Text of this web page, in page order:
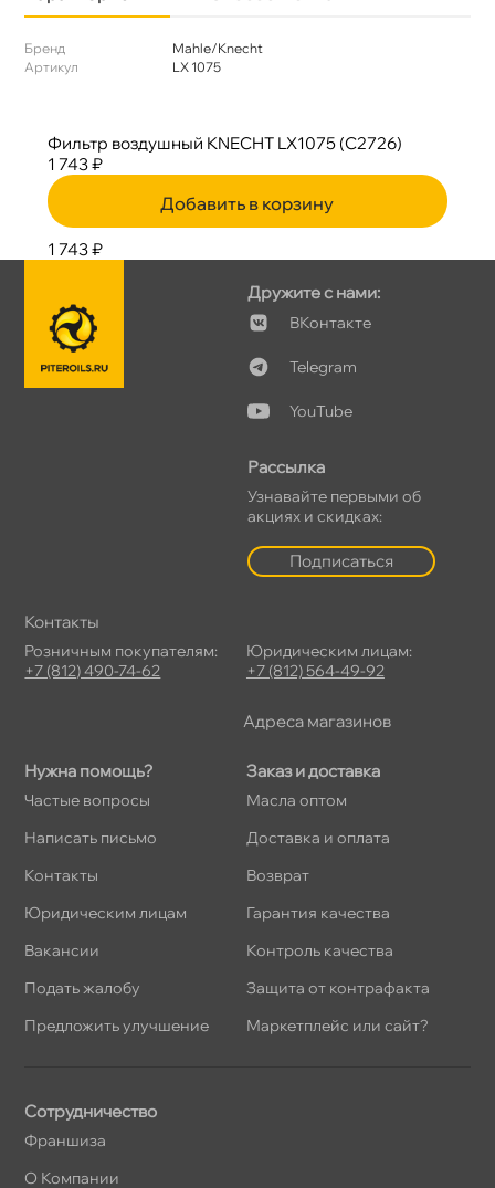
Бренд
Mahle/Knecht
Артикул
LX 1075
Фильтр воздушный KNECHT LX1075 (C2726)
1 743 ₽
Добавить в корзину
1 743 ₽
Нужна помощь?
Частые вопросы
Написать письмо
Контакты
Юридическим лицам
акансии
Подать жалобу
Предложить улучшение
Заказ и доставка
Масла оптом
Доставка и оплата
озврат
Гарантия качества
Контроль качества
Защита от контрафакта
Маркетплейс или сайт?
Дружите с нами:
Контакте
Telegram
YouTube
Рассылка
Узнавайте первыми о
акциях и скидках:
Подписаться
Сотрудничество
Франшиза
О Компании
Контакты
Розничным покупателям:
+7 (812) 490-74-62
Юридическим лицам:
+7 (812) 564-49-92
Адреса магазино